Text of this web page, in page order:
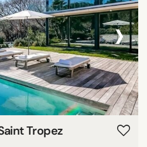
›
Tropez